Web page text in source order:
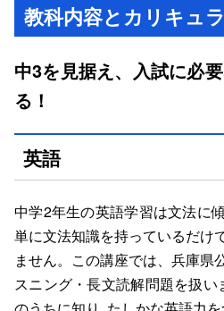
教科内容とカリキュ
中3を見据え、入試に必
る！
英語
中学2年生の英語学習は文法に
単に文法知識を持っているだけ
ません。この講座では、兵庫県
スニング・長文読解問題を扱